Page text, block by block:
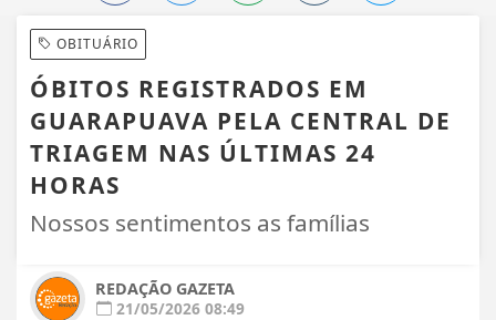
OBITUÁRIO
ÓBITOS REGISTRADOS EM
GUARAPUAVA PELA CENTRAL DE
TRIAGEM NAS ÚLTIMAS 24
HORAS
Nossos sentimentos as famílias
REDAÇÃO GAZETA
21/05/2026 08:49